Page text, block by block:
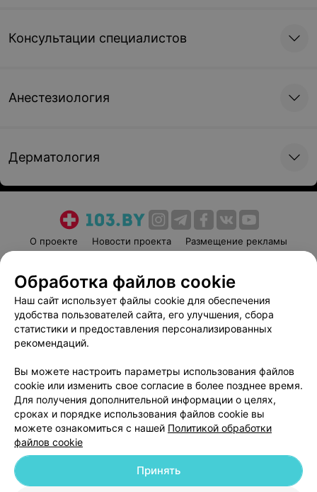
Консультации специалистов
Анестезиология
Дерматология
О проекте Новости проекта
Размещение рекламы
Пользовательское соглашение
Способы оплаты
Вакансии
Партнеры
Написать руководителю 103.by
Обработка персональных данных
© 2026 ООО «Артокс Лаб», УНП 191700409
| 220012, Республика Беларусь,
Обработка файлов cookie
Наш сайт использует файлы cookie для обеспечения
удобства пользователей сайта, его улучшения, сбора
статистики и предоставления персонализированных
рекомендаций.
Вы можете настроить параметры использования файлов
cookie или изменить свое согласие в более позднее время.
Для получения дополнительной информации о целях,
сроках и порядке использования файлов cookie вы
можете ознакомиться с нашей Политикой обработки
файлов cookie
Принять